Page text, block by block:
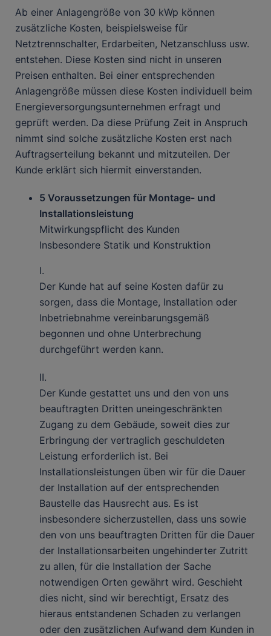
Ab einer Anlagengröße von 30 kWp können
zusätzliche Kosten, beispielsweise für
Netztrennschalter, Erdarbeiten, Netzanschluss usw.
entstehen. Diese Kosten sind nicht in unseren
Preisen enthalten. Bei einer entsprechenden
Anlagengröße müssen diese Kosten individuell beim
Energieversorgungsunternehmen erfragt und
geprüft werden. Da diese Prüfung Zeit in Anspruch
nimmt sind solche zusätzliche Kosten erst nach
Auftragserteilung bekannt und mitzuteilen. Der
Kunde erklärt sich hiermit einverstanden.
5 Voraussetzungen für Montage- und
Installationsleistung
Mitwirkungspflicht des Kunden
Insbesondere Statik und Konstruktion
I.
Der Kunde hat auf seine Kosten dafür zu
sorgen, dass die Montage, Installation oder
Inbetriebnahme vereinbarungsgemäß
begonnen und ohne Unterbrechung
durchgeführt werden kann.
II.
Der Kunde gestattet uns und den von uns
beauftragten Dritten uneingeschränkten
Zugang zu dem Gebäude, soweit dies zur
Erbringung der vertraglich geschuldeten
Leistung erforderlich ist. Bei
Installationsleistungen üben wir für die Dauer
der Installation auf der entsprechenden
Baustelle das Hausrecht aus. Es ist
insbesondere sicherzustellen, dass uns sowie
den von uns beauftragten Dritten für die Dauer
der Installationsarbeiten ungehinderter Zutritt
zu allen, für die Installation der Sache
notwendigen Orten gewährt wird. Geschieht
dies nicht, sind wir berechtigt, Ersatz des
hieraus entstandenen Schaden zu verlangen
oder den zusätzlichen Aufwand dem Kunden in